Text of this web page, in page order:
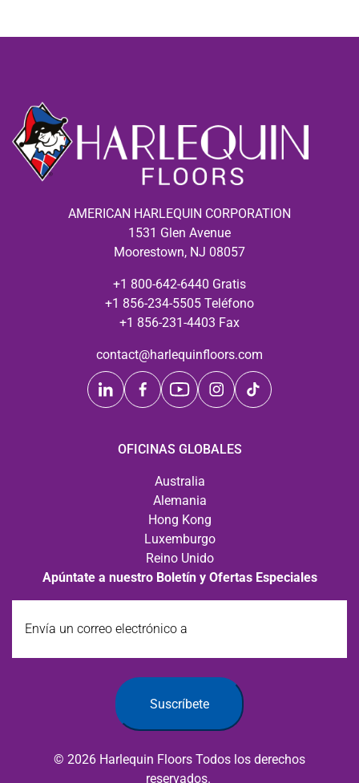
AMERICAN HARLEQUIN CORPORATION
1531 Glen Avenue
Moorestown, NJ 08057
+1 800-642-6440 Gratis
+1 856-234-5505 Teléfono
+1 856-231-4403 Fax
contact@harlequinfloors.com
OFICINAS GLOBALES
Australia
Alemania
Hong Kong
Luxemburgo
Reino Unido
Apúntate a nuestro Boletín y Ofertas Especiales
un
Suscríbete
© 2026 Harlequin Floors Todos los derechos
reservados.